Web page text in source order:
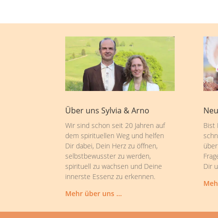
Über uns Sylvia & Arno
Wir sind schon seit 20 Jahren auf
dem spirituellen Weg und helfen
Dir dabei, Dein Herz zu öffnen,
selbstbewusster zu werden,
spirituell zu wachsen und Deine
innerste Essenz zu erkennen.
Mehr über uns …
Bist
Dir